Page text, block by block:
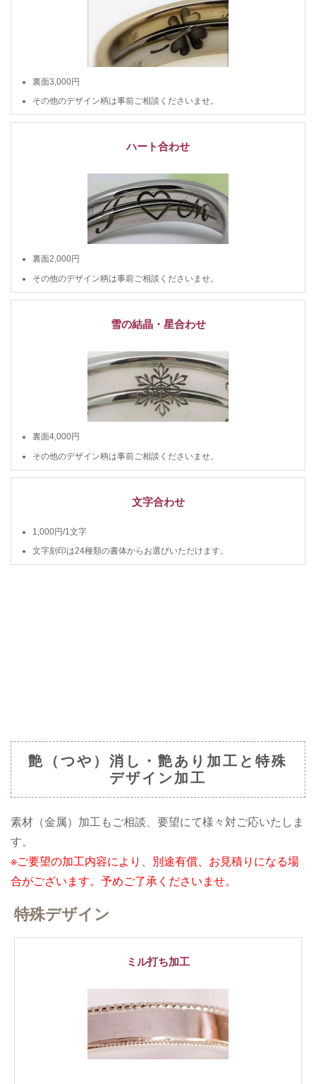
裏面3,000円
その他のデザイン柄は事前ご相談くださいませ。
ハート合わせ
裏面2,000円
その他のデザイン柄は事前ご相談くださいませ。
雪の結晶・星合わせ
裏面4,000円
その他のデザイン柄は事前ご相談くださいませ。
文字合わせ
1,000円/1文字
文字刻印は24種類の書体からお選びいただけます。
艶（つや）消し・艶あり加工と特殊
デザイン加工
素材（金属）加工もご相談、要望にて様々対ご応いたしま
す。
※ご要望の加工内容により、別途有償、お見積りになる場
合がございます。予めご了承くださいませ。
特殊デザイン
ミル打ち加工